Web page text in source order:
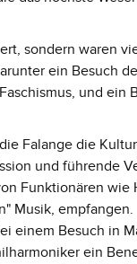
sondern waren
ein Besuch
und ein
Falange die
und führende
Funktionären wie
Musik,
einem Besuch in
ein